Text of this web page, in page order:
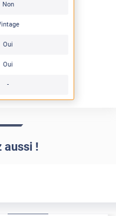
Non
Oui
Oui
-
aussi !